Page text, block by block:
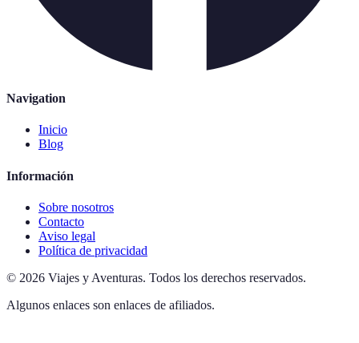
Navigation
Inicio
Blog
Información
Sobre nosotros
Contacto
Aviso legal
Política de privacidad
© 2026 Viajes y Aventuras. Todos los derechos reservados.
Algunos enlaces son enlaces de afiliados.